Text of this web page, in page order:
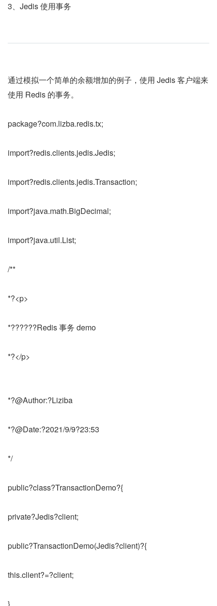
3、Jedis 使用事务
通过模拟一个简单的余额增加的例子，使用 Jedis 客户端来
使用 Redis 的事务。
package?com.lizba.redis.tx;
import?redis.clients.jedis.Jedis;
import?redis.clients.jedis.Transaction;
import?java.math.BigDecimal;
import?java.util.List;
/**
*?<p>
*??????Redis 事务 demo
*?</p>
*?@Author:?Liziba
*?@Date:?2021/9/9?23:53
*/
public?class?TransactionDemo?{
private?Jedis?client;
public?TransactionDemo(Jedis?client)?{
this.client?=?client;